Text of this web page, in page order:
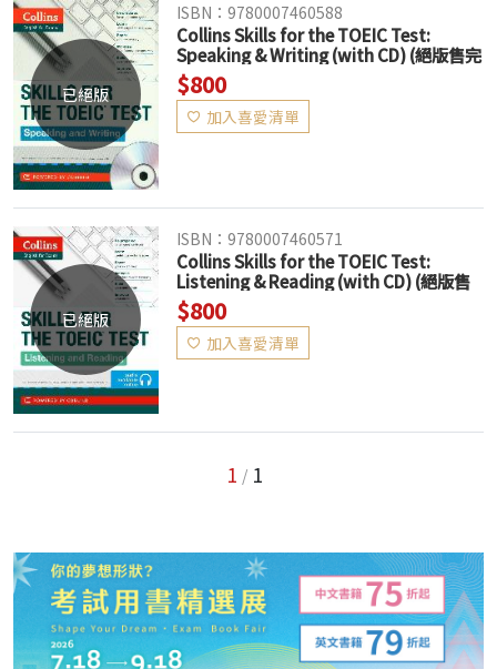
已絕版
ISBN：9780007460588
Collins Skills for the TOEIC Test:
Speaking & Writing (with CD) (絕版售完
為止)
$800
加入喜愛清單
已絕版
ISBN：9780007460571
Collins Skills for the TOEIC Test:
Listening & Reading (with CD) (絕版售
完為止)
$800
加入喜愛清單
1 / 1